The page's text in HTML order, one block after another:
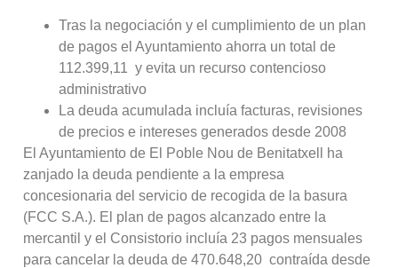
Tras la negociación y el cumplimiento de un plan
de pagos el Ayuntamiento ahorra un total de
112.399,11  y evita un recurso contencioso
administrativo
La deuda acumulada incluía facturas, revisiones
de precios e intereses generados desde 2008
El Ayuntamiento de El Poble Nou de Benitatxell ha
zanjado la deuda pendiente a la empresa
concesionaria del servicio de recogida de la basura
(FCC S.A.). El plan de pagos alcanzado entre la
mercantil y el Consistorio incluía 23 pagos mensuales
para cancelar la deuda de 470.648,20  contraída desde